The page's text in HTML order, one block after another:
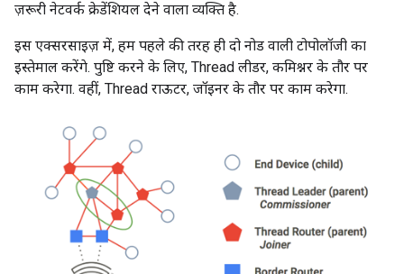
ज़रूरी नेटवर्क क्रेडेंशियल देने वाला व्यक्ति है.
इस एक्सरसाइज़ में, हम पहले की तरह ही दो नोड वाली टोपोलॉजी का
इस्तेमाल करेंगे. पुष्टि करने के लिए, Thread लीडर, कमिश्नर के तौर पर
काम करेगा. वहीं, Thread राऊटर, जॉइनर के तौर पर काम करेगा.